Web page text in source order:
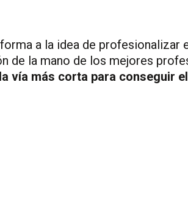
a la idea de profesionalizar
de la mano de los mejores
vía más corta para conseguir